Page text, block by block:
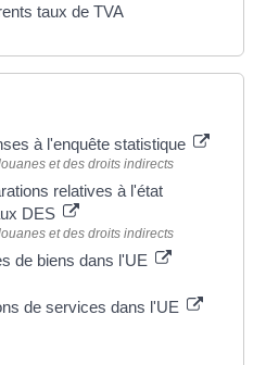
taux de TVA
à l'enquête statistique
et des droits indirects
relatives à l'état
DES
et des droits indirects
de biens dans l'UE
de services dans l'UE